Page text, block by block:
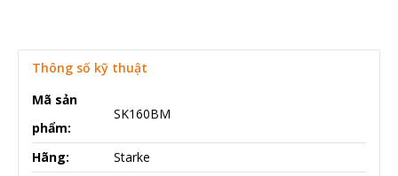
Thông số kỹ thuật
Mã sản
phẩm:
SK160BM
Hãng:
Starke